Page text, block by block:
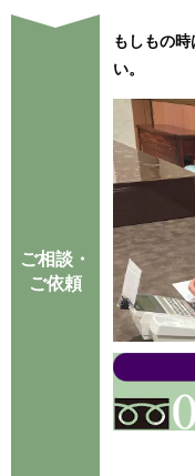
ご相談・
ご依頼
もしもの
い。